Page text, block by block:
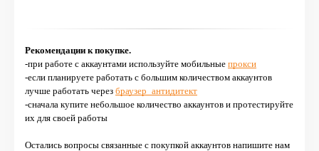
Рекомендации к покупке.
-при работе с аккаунтами используйте мобильные прокси
-если планируете работать с большим количеством аккаунтов
лучше работать через браузер_антидитект
-сначала купите небольшое количество аккаунтов и протестируйте
их для своей работы
Остались вопросы связанные с покупкой аккаунтов напишите нам